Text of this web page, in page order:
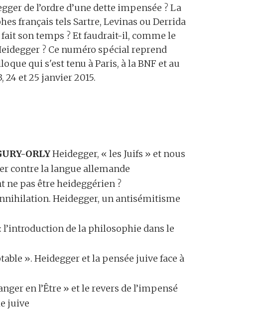
de l’ordre d’une dette impensée ? La
français tels Sartre, Levinas ou Derrida
son temps ? Et faudrait-il, comme le
? Ce numéro spécial reprend
qui s'est tenu à Paris, à la BNF et au
24 et 25 janvier 2015.
ORLYHeidegger, « les Juifs » et nous
contre la langue allemande
ne pas être heideggérien ?
Heidegger, un antisémitisme
l’introduction de la philosophie dans le
». Heidegger et la pensée juive face à
en l’Être » et le revers de l’impensé
juive